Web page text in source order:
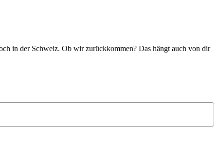
in der Schweiz. Ob wir zurückkommen? Das hängt auch von dir